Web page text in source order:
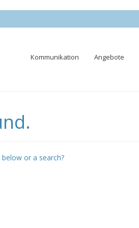
Kommunikation Angebote
or a search?